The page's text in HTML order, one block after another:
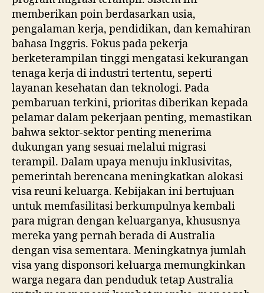
memberikan poin berdasarkan usia,
pengalaman kerja, pendidikan, dan kemahiran
bahasa Inggris. Fokus pada pekerja
berketerampilan tinggi mengatasi kekurangan
tenaga kerja di industri tertentu, seperti
layanan kesehatan dan teknologi. Pada
pembaruan terkini, prioritas diberikan kepada
pelamar dalam pekerjaan penting, memastikan
bahwa sektor-sektor penting menerima
dukungan yang sesuai melalui migrasi
terampil. Dalam upaya menuju inklusivitas,
pemerintah berencana meningkatkan alokasi
visa reuni keluarga. Kebijakan ini bertujuan
untuk memfasilitasi berkumpulnya kembali
para migran dengan keluarganya, khususnya
mereka yang pernah berada di Australia
dengan visa sementara. Meningkatnya jumlah
visa yang disponsori keluarga memungkinkan
warga negara dan penduduk tetap Australia